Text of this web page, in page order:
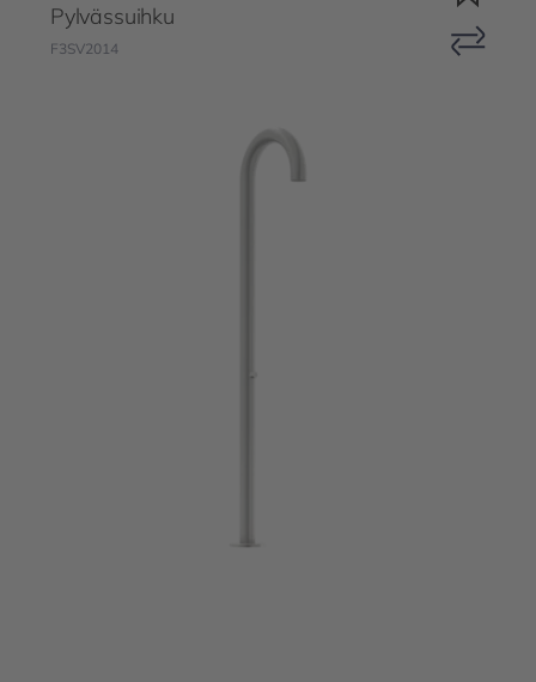
Pylvässuihku
F3SV2014